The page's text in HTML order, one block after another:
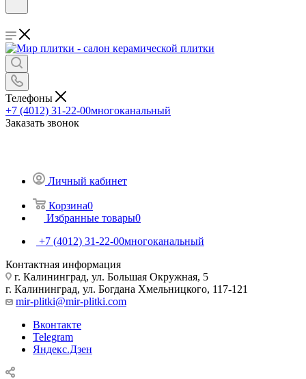
Телефоны
+7 (4012) 31-22-00многоканальный
Заказать звонок
Личный кабинет
Корзина0
Избранные товары0
+7 (4012) 31-22-00многоканальный
Контактная информация
г. Калининград, ул. Большая Окружная, 5
г. Калининград, ул. Богдана Хмельницкого, 117-121
mir-plitki@mir-plitki.com
Вконтакте
Telegram
Яндекс.Дзен